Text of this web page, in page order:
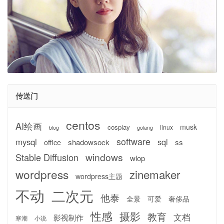
传送门
AI绘画 blog centos cosplay golang linux musk
mysql office shadowsock software sql ss
Stable Diffusion windows wlop
wordpress wordpress主题 zinemaker
不动 二次元 他泰 全景 可爱 奢侈品
寒潮 小说 影视制作 性感 摄影 教育 文档